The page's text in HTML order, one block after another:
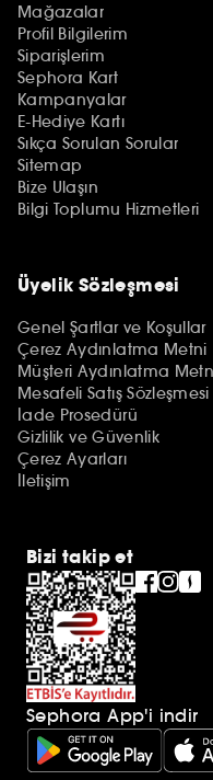
Mağazalar
Profil Bilgilerim
Siparişlerim
Sephora Kart
Kampanyalar
E-Hediye Kartı
Sıkça Sorulan Sorular
Sitemap
Bize Ulaşın
Bilgi Toplumu Hizmetleri
Üyelik Sözleşmesi
Genel Şartlar ve Koşullar
Çerez Aydınlatma Metni
Müşteri Aydınlatma
Mesafeli Satış Sözleşmesi
İade Prosedürü
Gizlilik ve Güvenlik
Çerez Ayarları
İletişim
Bizi takip et
Sephora App'i indir